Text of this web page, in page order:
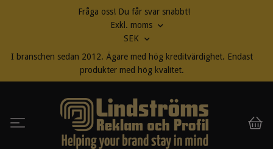
Fråga oss! Du får svar snabbt!
Exkl. moms
SEK
I branschen sedan 2012. Ägare med hög kreditvärdighet. Endast
produkter med hög kvalitet.